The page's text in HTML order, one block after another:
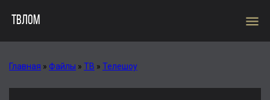
ТВЛОМ menu
Главная » Файлы » ТВ » Телешоу